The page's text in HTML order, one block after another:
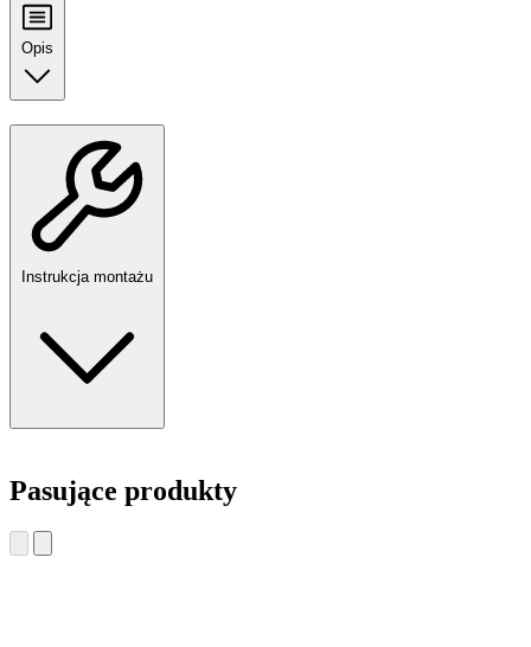
Opis
Instrukcja montażu
Pasujące produkty